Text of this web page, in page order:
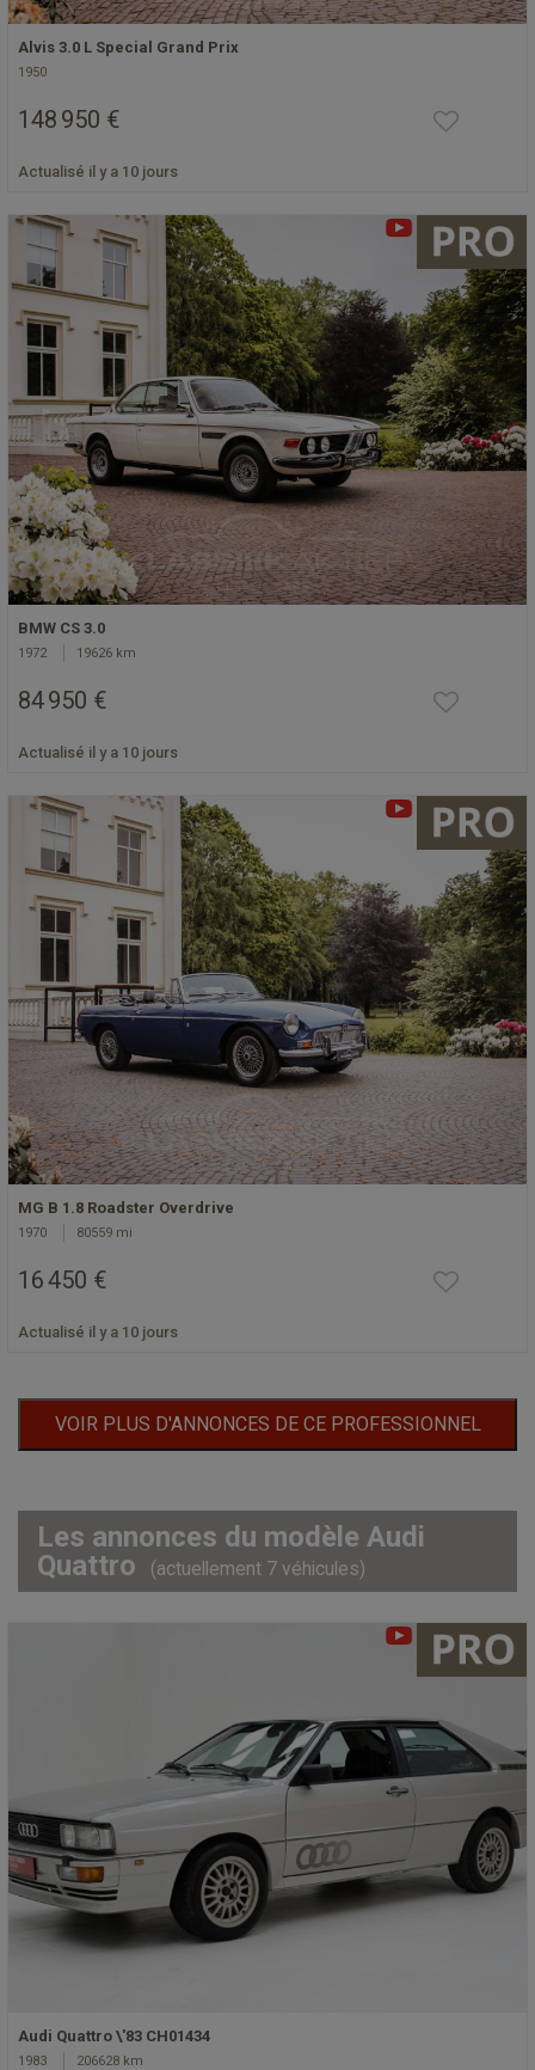
Alvis 3.0 L Special Grand Prix
1950
148 950 €
Actualisé il y a 10 jours
BMW CS 3.0
1972 19626 km
84 950 €
Actualisé il y a 10 jours
MG B 1.8 Roadster Overdrive
1970 80559 mi
16 450 €
Actualisé il y a 10 jours
VOIR PLUS D'ANNONCES DE CE PROFESSIONNEL
Les annonces du modèle Audi
Quattro
(actuellement 7 véhicules)
Audi Quattro \'83 CH01434
1983 206628 km